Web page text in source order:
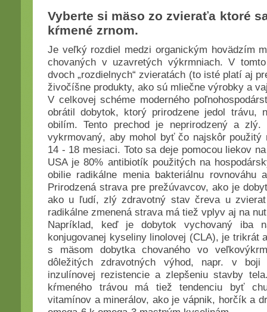
Vyberte si mäso zo zvieraťa ktoré
kŕmené zrnom.
Je veľký rozdiel medzi organickým hovädzím
chovaných v uzavretých výkrmniach. V
dvoch „rozdielnych“ zvieratách (to isté platí aj
živočíšne produkty, ako sú mliečne výrobky a
V celkovej schéme moderného
obrátil dobytok, ktorý prirodzene jedol trávu,
obilím. Tento prechod je neprirodzený a
vykrmovaný, aby mohol byť čo najskôr
14 - 18 mesiaci. Toto sa deje pomocou liekov
USA je 80% antibiotík použitých na
obilie radikálne menia bakteriálnu
Prirodzená strava pre prežúvavcov, ako je
ako u ľudí, zlý zdravotný stav čreva u zvierat
radikálne zmenená strava má tiež vplyv aj na
Napríklad, keď je dobytok vychovaný iba
konjugovanej kyseliny linolovej (CLA), je trikrát
s mäsom dobytka chovaného vo
dôležitých zdravotných výhod, napr. v
inzulínovej rezistencie a zlepšeniu stavby
kŕmeného trávou má tiež tendenciu byť
vitamínov a minerálov, ako je vápnik, horčík a